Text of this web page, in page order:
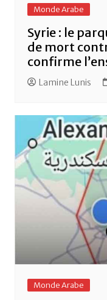
Monde Arabe
Syrie : le
de mort
confirme
Lamine Lunis
Monde Arabe